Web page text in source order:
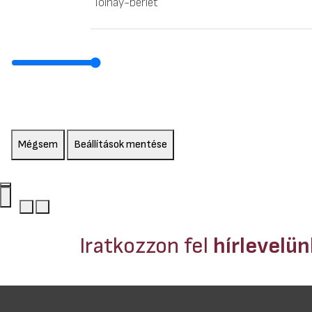
Tolnay-bérlet
Mégsem Beállítások mentése
Iratkozzon fel